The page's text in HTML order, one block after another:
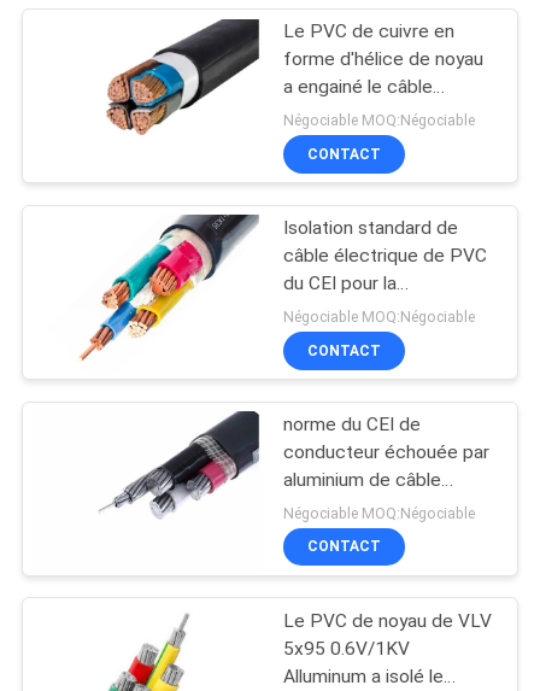
DEMANDE
DE
SOUMISSION
NEWS
CONFIDENTIALITÉ
basse fumée câble
nul d'halogène
Câble résistant au
feu
108
Conducteur nu
Le PVC de cuivre en
forme d'hélice de noyau
a engainé le câble
d'isolation du câble/PVC
Négociable MOQ:Négociable
CONTACT
Isolation standard de
câble électrique de PVC
du CEI pour la
transmission de
l'électricité
Négociable MOQ:Négociable
CONTACT
norme du CEI de
conducteur échouée par
aluminium de câble
électrique de PVC
0.6/1KV
Négociable MOQ:Négociable
CONTACT
Le PVC de noyau de VLV
5x95 0.6V/1KV
Alluminum a isolé le